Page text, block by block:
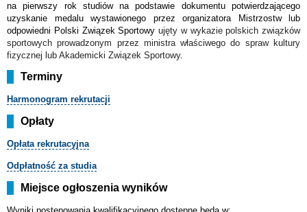
na pierwszy rok studiów na podstawie dokumentu potwierdzającego
uzyskanie medalu wystawionego przez organizatora Mistrzostw lub
odpowiedni Polski Związek Sportowy ujęty w wykazie polskich związków
sportowych prowadzonym przez ministra właściwego do spraw kultury
fizycznej lub Akademicki Związek Sportowy.
Terminy
Harmonogram rekrutacji
Opłaty
Opłata rekrutacyjna
Odpłatność za studia
Miejsce ogłoszenia wyników